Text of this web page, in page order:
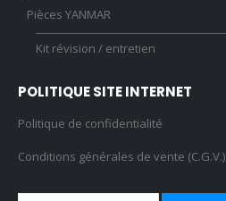
Pièces YANMAR
Kit révision / entretien
POLITIQUE SITE INTERNET
Politique de confidentialité
Conditions générales de vente (C.G.V.)